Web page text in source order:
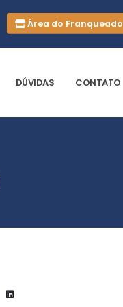
Área do Franqueado
DÚVIDAS CONTATO